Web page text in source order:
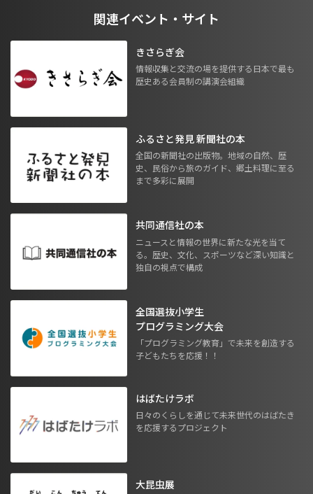
関連イベント・サイト
きさらぎ会
情報収集と交流の場を提供する日本で最も
歴史ある会員制の講演会組織
ふるさと発見 新聞社の本
全国の新聞社の出版物。地域の自然、歴
史、民俗から旅のガイド、郷土料理に至る
まで多彩に展開
共同通信社の本
ニュースと情報の世界に新たな光を当て
る。歴史、文化、スポーツなど深い知識と
独自の視点で構成
全国選抜小学生
プログラミング大会
「プログラミング教育」で未来を創造する
子どもたちを応援！！
はばたけラボ
日々のくらしを通じて未来世代のはばたき
を応援するプロジェクト
大昆虫展